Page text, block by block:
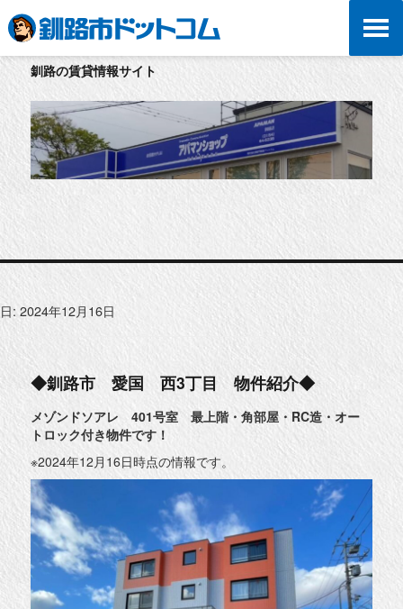
釧路の賃貸情報サイト
日: 2024年12月16日
◆釧路市 愛国 西3丁目 物件紹介◆
メゾンドソアレ 401号室 最上階・角部屋・RC造・オー
トロック付き物件です！
※2024年12月16日時点の情報です。